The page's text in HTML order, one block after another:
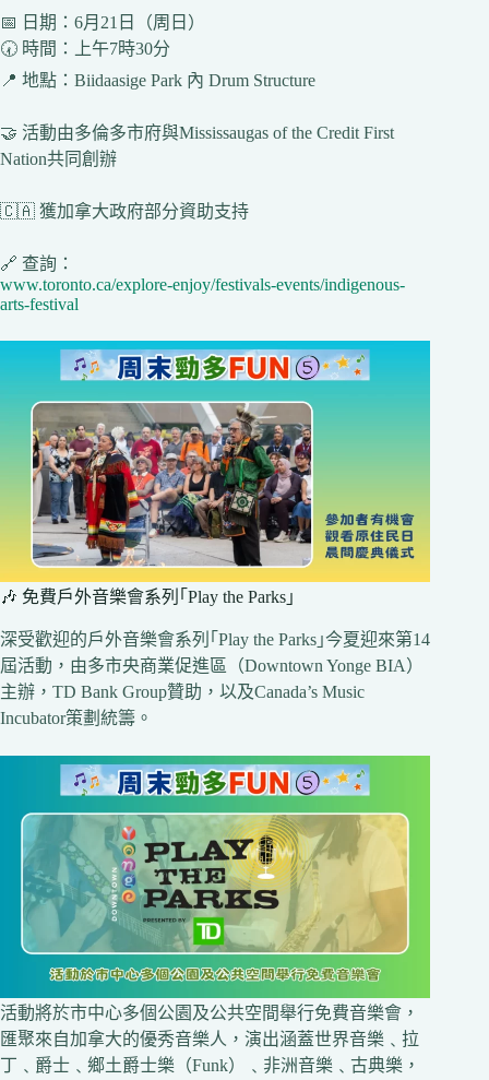
📅 日期：6月21日（周日）
🕢 時間：上午7時30分
📍 地點：Biidaasige Park 內 Drum Structure
🤝 活動由多倫多市府與Mississaugas of the Credit First
Nation共同創辦
🇨🇦 獲加拿大政府部分資助支持
🔗 查詢：
www.toronto.ca/explore-enjoy/festivals-events/indigenous-
arts-festival
🎶 免費戶外音樂會系列｢Play the Parks｣
深受歡迎的戶外音樂會系列｢Play the Parks｣今夏迎來第14
屆活動，由多市央商業促進區（Downtown Yonge BIA）
主辦，TD Bank Group贊助，以及Canada’s Music
Incubator策劃統籌。
活動將於市中心多個公園及公共空間舉行免費音樂會，
匯聚來自加拿大的優秀音樂人，演出涵蓋世界音樂﹑拉
丁﹑爵士﹑鄉土爵士樂（Funk）﹑非洲音樂﹑古典樂，